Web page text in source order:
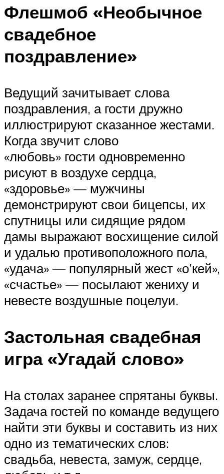
Флешмоб «Необычное
свадебное
поздравление»
Ведущий зачитывает слова
поздравления, а гости дружно
иллюстрируют сказанное жестами.
Когда звучит слово
«любовь» гости одновременно
рисуют в воздухе сердца,
«здоровье» — мужчины
демонстрируют свои бицепсы, их
спутницы или сидящие рядом
дамы выражают восхищение силой
и удалью противоположного пола,
«удача» — популярный жест «о’кей»,
«счастье» — посылают жениху и
невесте воздушные поцелуи.
Застольная свадебная
игра «Угадай слово»
На столах заранее спрятаны буквы.
Задача гостей по команде ведущего
найти эти буквы и составить из них
одно из тематических слов:
свадьба, невеста, замуж, сердце,